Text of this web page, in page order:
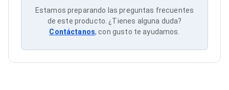
Cables KVM
Fuentes de Poder
Enfriamiento para Servidores
Servidores
Estamos preparando las preguntas frecuentes
de este producto. ¿Tienes alguna duda?
Contáctanos, con gusto te ayudamos.